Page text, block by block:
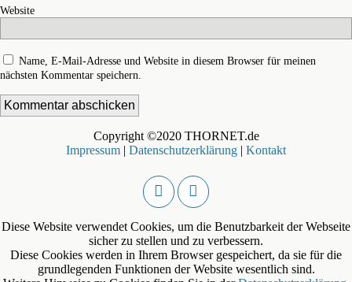
Website
Name, E-Mail-Adresse und Website in diesem Browser für meinen
nächsten Kommentar speichern.
Copyright ©2020 THORNET.de
Impressum | Datenschutzerklärung | Kontakt
Diese Website verwendet Cookies, um die Benutzbarkeit der Webseite
sicher zu stellen und zu verbessern.
Diese Cookies werden in Ihrem Browser gespeichert, da sie für die
grundlegenden Funktionen der Website wesentlich sind.